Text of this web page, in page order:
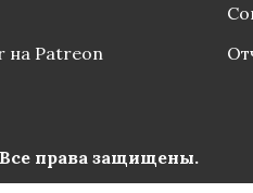
на Patreon
права защищены.